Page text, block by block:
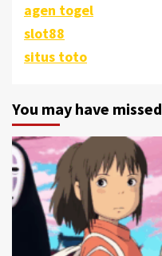
agen togel
slot88
situs toto
You may have missed